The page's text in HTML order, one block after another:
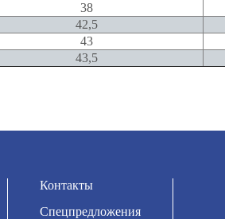
38
42,5
43
43,5
Контакты
Спецпредложения